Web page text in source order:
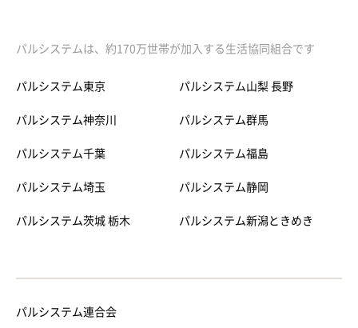
パルシステムは、約170万世帯が加入する生活協同組合です
パルシステム東京
パルシステム神奈川
パルシステム千葉
パルシステム埼玉
パルシステム茨城 栃木
パルシステム山梨 長野
パルシステム群馬
パルシステム福島
パルシステム静岡
パルシステム新潟ときめき
パルシステム連合会